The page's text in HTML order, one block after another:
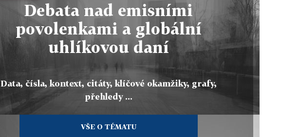
Debata nad emisními
povolenkami a globální
uhlíkovou daní
Data, čísla, kontext, citáty, klíčové okamžiky, grafy,
přehledy ...
VŠE O TÉMATU